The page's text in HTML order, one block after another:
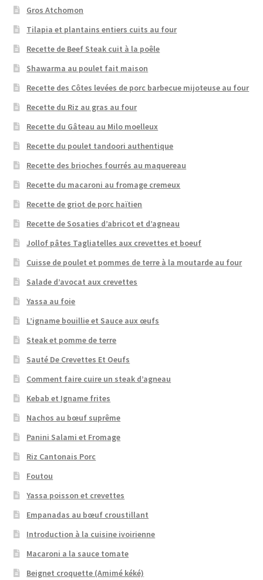
Gros Atchomon
Tilapia et plantains entiers cuits au four
Recette de Beef Steak cuit à la poêle
Shawarma au poulet fait maison
Recette des Côtes levées de porc barbecue mijoteuse au four
Recette du Riz au gras au four
Recette du Gâteau au Milo moelleux
Recette du poulet tandoori authentique
Recette des brioches fourrés au maquereau
Recette du macaroni au fromage cremeux
Recette de griot de porc haïtien
Recette de Sosaties d’abricot et d’agneau
Jollof pâtes Tagliatelles aux crevettes et boeuf
Cuisse de poulet et pommes de terre à la moutarde au four
Salade d’avocat aux crevettes
Yassa au foie
L’igname bouillie et Sauce aux œufs
Steak et pomme de terre
Sauté De Crevettes Et Oeufs
Comment faire cuire un steak d’agneau
Kebab et Igname frites
Nachos au bœuf suprême
Panini Salami et Fromage
Riz Cantonais Porc
Foutou
Yassa poisson et crevettes
Empanadas au bœuf croustillant
Introduction à la cuisine ivoirienne
Macaroni a la sauce tomate
Beignet croquette (Amimé kéké)